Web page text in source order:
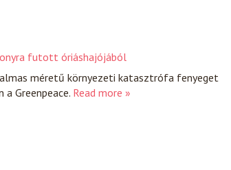
futott óriáshajójából
méretű környezeti katasztrófa fenyeget
Greenpeace. Read more »